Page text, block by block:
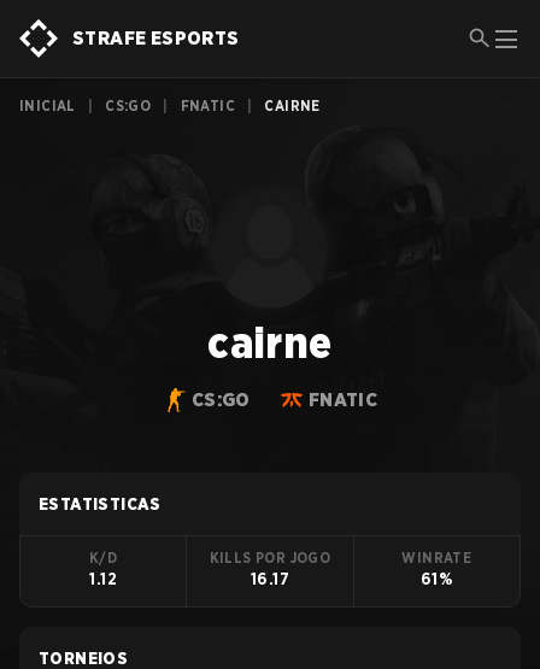
STRAFE ESPORTS
INICIAL CS:GO FNATIC CAIRNE
cairne
CS:GO FNATIC
ESTATISTICAS
K/D
1.12
KILLS POR JOGO
16.17
WINRATE
61%
TORNEIOS